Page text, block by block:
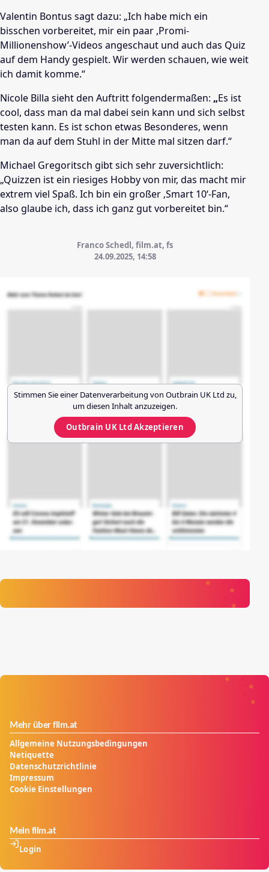
Valentin Bontus sagt dazu: „Ich habe mich ein
bisschen vorbereitet, mir ein paar ,Promi-
Millionenshow’-Videos angeschaut und auch das Quiz
auf dem Handy gespielt. Wir werden schauen, wie weit
ich damit komme.“
Nicole Billa sieht den Auftritt folgendermaßen: „Es ist
cool, dass man da mal dabei sein kann und sich selbst
testen kann. Es ist schon etwas Besonderes, wenn
man da auf dem Stuhl in der Mitte mal sitzen darf.“
Michael Gregoritsch gibt sich sehr zuversichtlich:
„Quizzen ist ein riesiges Hobby von mir, das macht mir
extrem viel Spaß. Ich bin ein großer ‚Smart 10‘-Fan,
also glaube ich, dass ich ganz gut vorbereitet bin.“
Franco Schedl, film.at, fs
24.09.2025, 14:58
Stimmen Sie einer Datenverarbeitung von Outbrain UK Ltd zu,
um diesen Inhalt anzuzeigen.
Outbrain UK Ltd Akzeptieren
Mehr über film.at
Allgemeine Nutzungsbedingungen
Netiquette
Datenschutzrichtlinie
Impressum
Cookie Einstellungen
Mein film.at
Login